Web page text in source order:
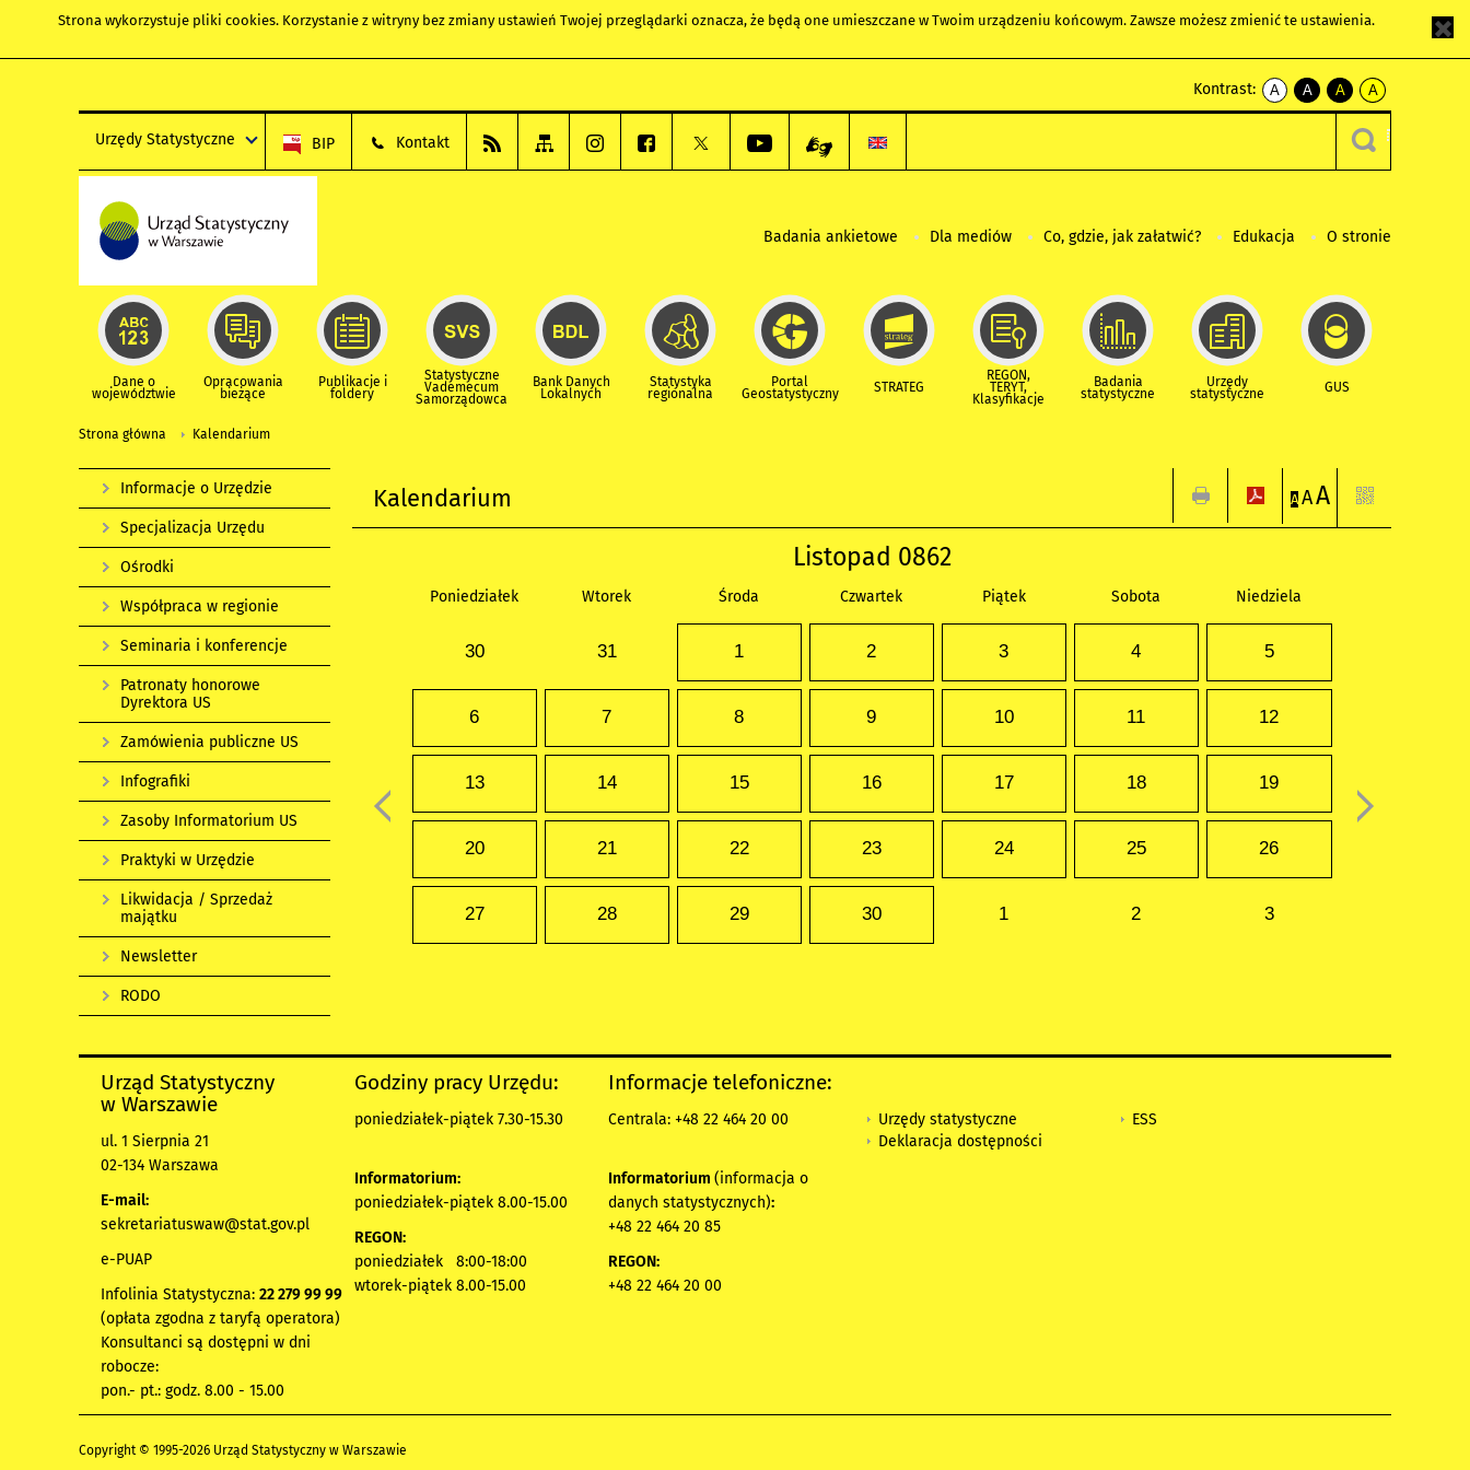
Strona wykorzystuje pliki cookies. Korzystanie z witryny bez zmiany ustawień Twojej przeglądarki oznacza, że będą one umieszczane w Twoim urządzeniu końcowym. Zawsze możesz zmienić te ustawienia.
Kontrast:
A
kontrast
A
kontrast
czarnym
A
kontrast
żółty
tekst
czarnym
A
kontrast
czarny
tekst
żółtym
Urzędy Statystyczne BIP Kontakt
Badania ankietowe Dla mediów Co, gdzie, jak załatwić? Edukacja O stronie
Dane o
województwie
Opracowania
bieżące
Publikacje i
foldery
Statystyczne
Vademecum
Samorządowca
Bank Danych
Lokalnych
Statystyka
regionalna
Portal
Geostatystyczny STRATEG
REGON,
TERYT,
Klasyfikacje
Badania
statystyczne
Urzędy
statystyczne GUS
Strona główna Kalendarium
Kalendarium A AA
Listopad 0862
Poniedziałek Wtorek Środa Czwartek Piątek Sobota Niedziela
30 31 1 2 3 4 5
6 7 8 9 10 11 12
13 14 15 16 17 18 19
20 21 22 23 24 25 26
27 28 29 30 1 2 3
Informacje o Urzędzie
Specjalizacja Urzędu
Ośrodki
Współpraca w regionie
Seminaria i konferencje
Patronaty honorowe
Dyrektora US
Zamówienia publiczne US
Infografiki
Zasoby Informatorium US
Praktyki w Urzędzie
Likwidacja / Sprzedaż
majątku
Newsletter
RODO
Urząd Statystyczny
w Warszawie
ul. 1 Sierpnia 21
02-134 Warszawa
E-mail:
sekretariatuswaw@stat.gov.pl
e-PUAP
Infolinia Statystyczna: 22 279 99 99
(opłata zgodna z taryfą operatora)
Konsultanci są dostępni w dni
robocze:
pon.- pt.: godz. 8.00 - 15.00
Godziny pracy Urzędu:
poniedziałek-piątek 7.30-15.30
Informatorium:
poniedziałek-piątek 8.00-15.00
REGON:
poniedziałek 8:00-18:00
wtorek-piątek 8.00-15.00
Informacje telefoniczne:
Centrala: +48 22 464 20 00
Informatorium (informacja o
danych statystycznych):
+48 22 464 20 85
REGON:
+48 22 464 20 00
Urzędy statystyczne
Deklaracja dostępności
ESS
Copyright © 1995-2026 Urząd Statystyczny w Warszawie